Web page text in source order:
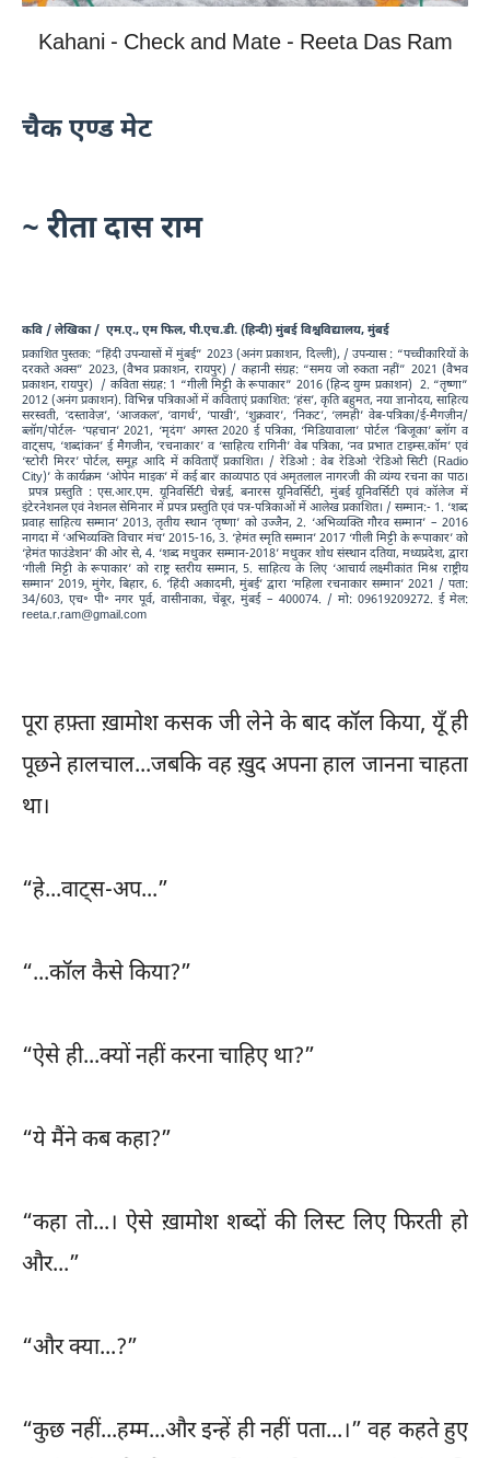
Kahani - Check and Mate - Reeta Das Ram
चैक एण्ड मेट
~ रीता दास राम
कवि / लेखिका / एम.ए., एम फिल, पी.एच.डी. (हिन्दी) मुंबई विश्वविद्यालय, मुंबई
प्रकाशित पुस्तक: “हिंदी उपन्यासों में मुंबई” 2023 (अनंग प्रकाशन, दिल्ली), / उपन्यास : “पच्चीकारियों के
दरकते अक्स” 2023, (वैभव प्रकाशन, रायपुर) / कहानी संग्रह: “समय जो रुकता नहीं” 2021 (वैभव
प्रकाशन, रायपुर) / कविता संग्रह: 1 “गीली मिट्टी के रूपाकार” 2016 (हिन्द युग्म प्रकाशन) 2. “तृष्णा”
2012 (अनंग प्रकाशन). विभिन्न पत्रिकाओं में कविताएं प्रकाशित: ‘हंस’, कृति बहुमत, नया ज्ञानोदय, साहित्य
सरस्वती, ‘दस्तावेज़’, ‘आजकल’, ‘वागर्थ’, ‘पाखी’, ‘शुक्रवार’, ‘निकट’, ‘लमही’ वेब-पत्रिका/ई-मैगज़ीन/
ब्लॉग/पोर्टल- ‘पहचान’ 2021, ‘मृदंग’ अगस्त 2020 ई पत्रिका, ‘मिडियावाला’ पोर्टल ‘बिजूका’ ब्लॉग व
वाट्सप, ‘शब्दांकन’ ई मैगजीन, ‘रचनाकार’ व ‘साहित्य रागिनी’ वेब पत्रिका, ‘नव प्रभात टाइम्स.कॉम’ एवं
‘स्टोरी मिरर’ पोर्टल, समूह आदि में कविताएँ प्रकाशित। / रेडिओ : वेब रेडिओ ‘रेडिओ सिटी (Radio
City)’ के कार्यक्रम ‘ओपेन माइक’ में कई बार काव्यपाठ एवं अमृतलाल नागरजी की व्यंग्य रचना का पाठ।
प्रपत्र प्रस्तुति : एस.आर.एम. यूनिवर्सिटी चेन्नई, बनारस यूनिवर्सिटी, मुंबई यूनिवर्सिटी एवं कॉलेज में
इंटेरनेशनल एवं नेशनल सेमिनार में प्रपत्र प्रस्तुति एवं पत्र-पत्रिकाओं में आलेख प्रकाशित। / सम्मान:- 1. ‘शब्द
प्रवाह साहित्य सम्मान’ 2013, तृतीय स्थान ‘तृष्णा’ को उज्जैन, 2. ‘अभिव्यक्ति गौरव सम्मान’ – 2016
नागदा में ‘अभिव्यक्ति विचार मंच’ 2015-16, 3. ‘हेमंत स्मृति सम्मान’ 2017 ‘गीली मिट्टी के रूपाकार’ को
‘हेमंत फाउंडेशन’ की ओर से, 4. ‘शब्द मधुकर सम्मान-2018’ मधुकर शोध संस्थान दतिया, मध्यप्रदेश, द्वारा
‘गीली मिट्टी के रूपाकार’ को राष्ट्र स्तरीय सम्मान, 5. साहित्य के लिए ‘आचार्य लक्ष्मीकांत मिश्र राष्ट्रीय
सम्मान’ 2019, मुंगेर, बिहार, 6. ‘हिंदी अकादमी, मुंबई’ द्वारा ‘महिला रचनाकार सम्मान’ 2021 / पता:
34/603, एच॰ पी॰ नगर पूर्व, वासीनाका, चेंबूर, मुंबई – 400074. / मो: 09619209272. ई मेल:
reeta.r.ram@gmail.com
पूरा हफ़्ता ख़ामोश कसक जी लेने के बाद कॉल किया, यूँ ही
पूछने हालचाल...जबकि वह ख़ुद अपना हाल जानना चाहता
था।
“हे...वाट्स-अप...”
“...कॉल कैसे किया?”
“ऐसे ही...क्यों नहीं करना चाहिए था?”
“ये मैंने कब कहा?”
“कहा तो...। ऐसे ख़ामोश शब्दों की लिस्ट लिए फिरती हो
और...”
“और क्या...?”
“कुछ नहीं...हम्म...और इन्हें ही नहीं पता...।” वह कहते हुए